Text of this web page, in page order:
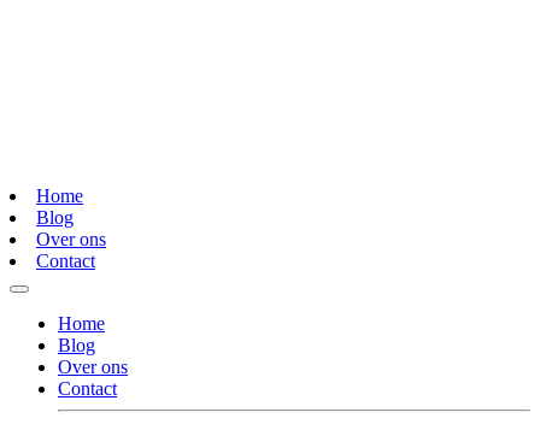
Home
Blog
Over ons
Contact
Home
Blog
Over ons
Contact